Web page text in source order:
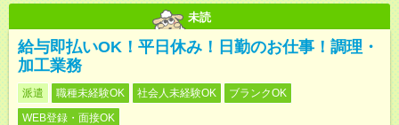
未読
給与即払いOK！平日休み！日勤のお仕事！調理・
加工業務
派遣 職種未経験OK 社会人未経験OK
ブランクOK
WEB登録・面接OK